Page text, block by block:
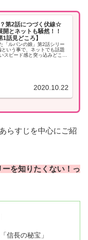
？第2話につづく伏線☆
とネットも騒然！！
話見どころ】
「ルパンの娘」第2話シリー
いう事で、ネットでも話題
スピード感と突っ込みどころ
2020.10.22
らすじを中心にご紹
を知りたくない！っ
信長の秘宝」